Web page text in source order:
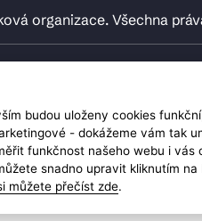
organizace. Všechna
budou uloženy cookies
- dokážeme vám tak
funkčnost našeho webu i vás
snadno upravit kliknutím na
můžete přečíst zde.